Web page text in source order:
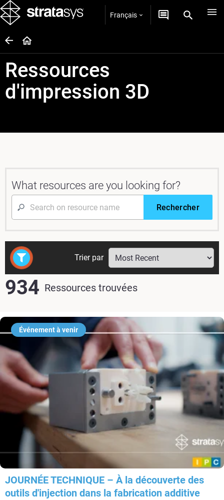
Français
Ressources
d'impression 3D
What resources are you looking for?
Rechercher
934 Ressources trouvées
Trier par
Événement à venir
JOURNÉE TECHNIQUE – À la découverte des
outils d'injection dans la fabrication additive